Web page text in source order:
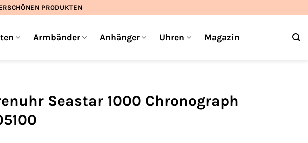
PRODUKTEN
Armbänder Anhänger Uhren Magazin
Seastar 1000 Chronograph